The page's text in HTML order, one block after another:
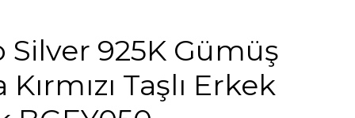
Silver 925K Gümüş
Taşlı Erkek